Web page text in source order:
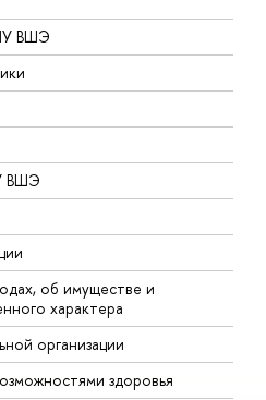
ВШЭ
ВШЭ
об имуществе и
характера
организации
здоровья